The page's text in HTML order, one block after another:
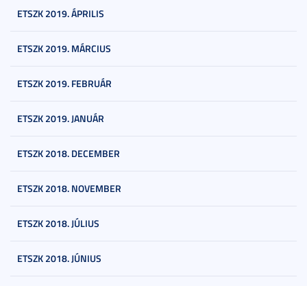
ETSZK 2019. ÁPRILIS
ETSZK 2019. MÁRCIUS
ETSZK 2019. FEBRUÁR
ETSZK 2019. JANUÁR
ETSZK 2018. DECEMBER
ETSZK 2018. NOVEMBER
ETSZK 2018. JÚLIUS
ETSZK 2018. JÚNIUS